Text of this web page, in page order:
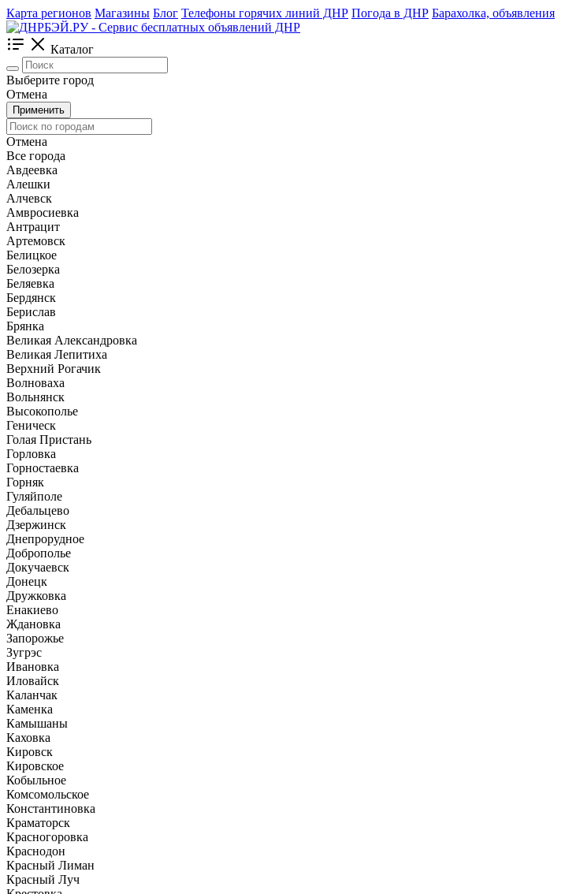
Карта регионов Магазины Блог Телефоны горячих линий ДНР Погода в ДНР Барахолка, объявления
Каталог
Выберите город
Отмена
Применить
Отмена
Все города
Авдеевка
Алешки
Алчевск
Амвросиевка
Антрацит
Артемовск
Белицкое
Белозерка
Беляевка
Бердянск
Берислав
Брянка
Великая Александровка
Великая Лепитиха
Верхний Рогачик
Волноваха
Вольнянск
Высокополье
Геническ
Голая Пристань
Горловка
Горностаевка
Горняк
Гуляйполе
Дебальцево
Дзержинск
Днепрорудное
Доброполье
Докучаевск
Донецк
Дружковка
Енакиево
Ждановка
Запорожье
Зугрэс
Ивановка
Иловайск
Каланчак
Каменка
Камышаны
Каховка
Кировск
Кировское
Кобыльное
Комсомольское
Константиновка
Краматорск
Красногоровка
Краснодон
Красный Лиман
Красный Луч